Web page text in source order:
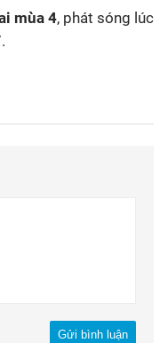
mùa 4, phát sóng lúc
Gửi bình luận